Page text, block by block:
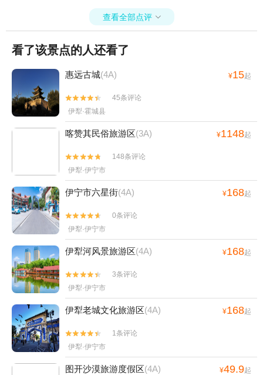
查看全部点评 
看了该景点的人还看了
惠远古城(4A) ¥15起


45条评论
伊犁·霍城县
喀赞其民俗旅游区(3A) ¥1148起


148条评论
伊犁·伊宁市
伊宁市六星街(4A) ¥168起


0条评论
伊犁·伊宁市
伊犁河风景旅游区(4A) ¥168起


3条评论
伊犁·伊宁市
伊犁老城文化旅游区(4A) ¥168起


1条评论
伊犁·伊宁市
图开沙漠旅游度假区(4A) ¥49.9起